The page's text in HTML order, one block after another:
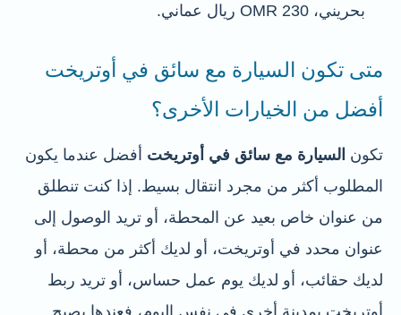
بحريني، OMR 230 ريال عماني.
متى تكون السيارة مع سائق في أوتريخت
أفضل من الخيارات الأخرى؟
تكون السيارة مع سائق في أوتريخت أفضل عندما يكون
المطلوب أكثر من مجرد انتقال بسيط. إذا كنت تنطلق
من عنوان خاص بعيد عن المحطة، أو تريد الوصول إلى
عنوان محدد في أوتريخت، أو لديك أكثر من محطة، أو
لديك حقائب، أو لديك يوم عمل حساس، أو تريد ربط
أوتريخت بمدينة أخرى في نفس اليوم، فعندها يصبح